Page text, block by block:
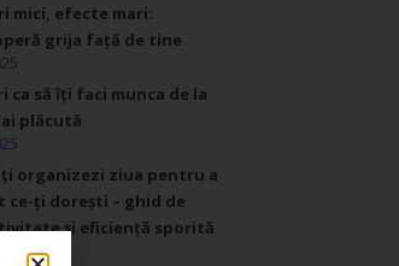
mici, efecte mari:
grija față de tine
ca să îți faci munca de la
plăcută
ți organizezi ziua pentru a
ce-ți dorești – ghid de
și eficiență sporită